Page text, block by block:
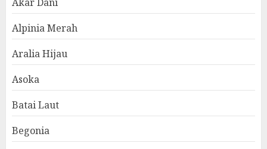
Alpinia Merah
Aralia Hijau
Asoka
Batai Laut
Begonia